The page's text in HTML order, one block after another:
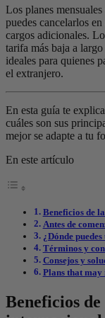
Los planes
puedes cancelarlos
cargos adicionales.
tarifa más baja a
ideales para quienes
el extranjero.
En esta guía te
cuáles son sus
mejor se adapte a tu
En este artículo
Beneficios de
Antes de
¿Dónde
Términos y
Consejos y
Plans that may
Beneficios